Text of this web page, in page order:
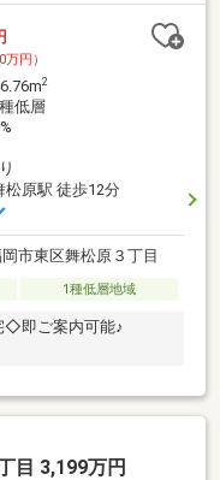
万円）
2
低層
松原駅 徒歩12分
市東区舞松原３丁目
1種低層地域
◇即ご案内可能♪
目 3,199万円